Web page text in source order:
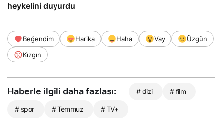
heykelini duyurdu
Beğendim Harika Haha Vay
Üzgün
Kızgın
Haberle ilgili daha fazlası: # dizi # film
# spor # Temmuz # TV+